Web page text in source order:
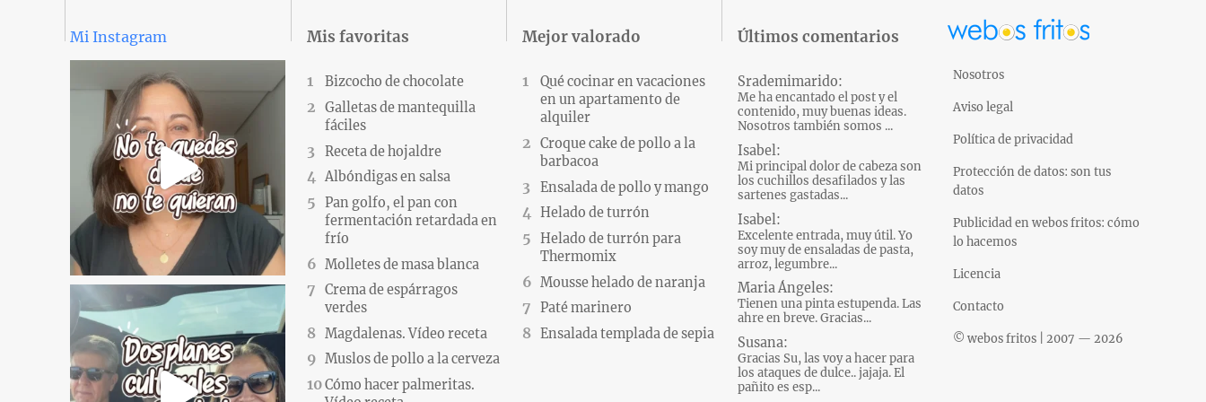
Mi Instagram Mis favoritas
Bizcocho de chocolate
Galletas de mantequilla
fáciles
Receta de hojaldre
Albóndigas en salsa
Pan golfo, el pan con
fermentación retardada en
frío
Molletes de masa blanca
Crema de espárragos
verdes
Magdalenas. Vídeo receta
Muslos de pollo a la cerveza
Cómo hacer palmeritas.
Mejor valorado
Qué cocinar en vacaciones
en un apartamento de
alquiler
Croque cake de pollo a la
barbacoa
Ensalada de pollo y mango
Helado de turrón
Helado de turrón para
Thermomix
Mousse helado de naranja
Paté marinero
Ensalada templada de sepia
Últimos comentarios
Srademimarido:
Me ha encantado el post y el
contenido, muy buenas ideas.
Nosotros también somos ...
Isabel:
Mi principal dolor de cabeza son
los cuchillos desafilados y las
sartenes gastadas...
Isabel:
Excelente entrada, muy útil. Yo
soy muy de ensaladas de pasta,
arroz, legumbre...
Maria Ángeles:
Tienen una pinta estupenda. Las
ahre en breve. Gracias...
Susana:
Gracias Su, las voy a hacer para
los ataques de dulce.. jajaja. El
pañito es esp...
Nosotros
Aviso legal
Política de privacidad
Protección de datos: son tus
datos
Publicidad en webos fritos: cómo
lo hacemos
Licencia
Contacto
© webos fritos | 2007 — 2026